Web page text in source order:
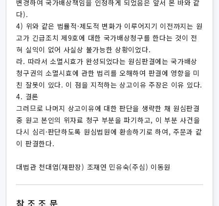
변경하여 국가배상책임을 인정하게 되었음은 앞서 본 바와 같
다).
4) 위와 같은 법률적·제도적 변화가 이루어지기 이전까지는 원
고가 긴급조치 제9호에 대한 국가배상청구를 한다는 것이 전
혀 실익이 없어 사실상 불가능한 상황이었다.
라. 따라서 소멸시효가 완성되었다는 원심판결에는 국가배상
청구권의 소멸시효에 관한 법리를 오해하여 판결에 영향을 미
친 잘못이 있다. 이 점을 지적하는 상고이유 주장은 이유 있다.
4. 결론
그러므로 나머지 상고이유에 대한 판단을 생략한 채 원심판결
중 원고 본인의 위자료 청구 부분을 파기하고, 이 부분 사건을
다시 심리·판단하도록 원심법원에 환송하기로 하여, 주문과 같
이 판결한다.
대법관 천대엽(재판장) 조재연 민유숙(주심) 이동원
참조조문